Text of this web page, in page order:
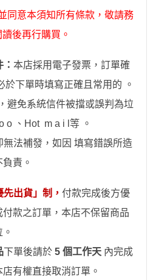
同意本須知所有條款，敬請務
後再行購買。
本店採用電子發票，訂單確
下單時填寫正確且常用的 。
避免系統信件被擋或誤判為垃
o 、Hot m a i l 等 。
無法補發，如因 填寫錯誤所造
責。
出貨」制， 付款完成後方優
款之訂單，本店不保留商品
下單後請於 5 個工作天 內完成
有權直接取消訂單。